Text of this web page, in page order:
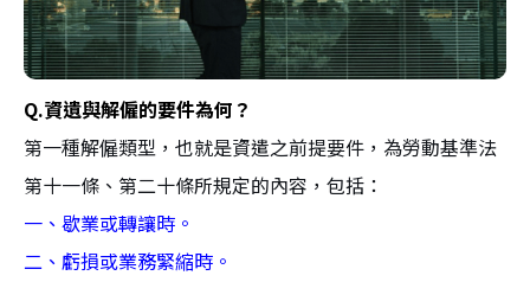
Q.資遺與解僱的要件為何？
第一種解僱類型，也就是資遣之前提要件，為勞動基準法
第十一條、第二十條所規定的內容，包括：
一、歇業或轉讓時。
二、虧損或業務緊縮時。